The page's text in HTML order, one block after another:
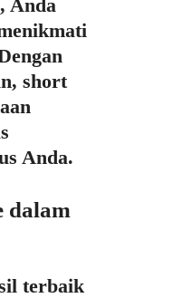
Anda
short
Anda.
dalam
terbaik